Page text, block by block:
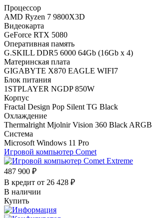
Процессор
AMD Ryzen 7 9800X3D
Видеокарта
GeForce RTX 5080
Оперативная память
G.SKILL DDR5 6000 64Gb (16Gb x 4)
Материнская плата
GIGABYTE X870 EAGLE WIFI7
Блок питания
1STPLAYER NGDP 850W
Корпус
Fractal Design Pop Silent TG Black
Охлаждение
Thermalright Mjolnir Vision 360 Black ARGB
Система
Microsoft Windows 11 Pro
Игровой компьютер Comet
487 900 ₽
В кредит от 26 428 ₽
В наличии
Купить